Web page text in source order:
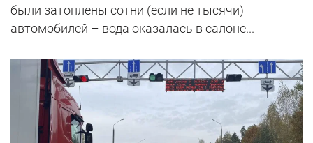
были затоплены сотни (если не тысячи)
автомобилей – вода оказалась в салоне...